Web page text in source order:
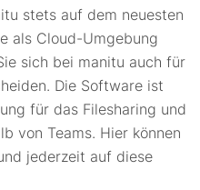
stets auf dem neuesten
als Cloud-Umgebung
sich bei manitu auch für
Die Software ist
für das Filesharing und
von Teams. Hier können
jederzeit auf diese